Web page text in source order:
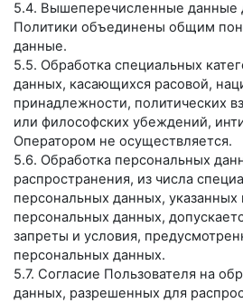
5.4. Вышеперечисленные данные
Политики объединены общим
данные.
5.5. Обработка специальных
данных, касающихся расовой,
принадлежности, политических
или философских убеждений,
Оператором не осуществляется.
5.6. Обработка персональных
распространения, из числа
персональных данных, указанных
персональных данных,
запреты и условия,
персональных данных.
5.7. Согласие Пользователя на
данных, разрешенных для